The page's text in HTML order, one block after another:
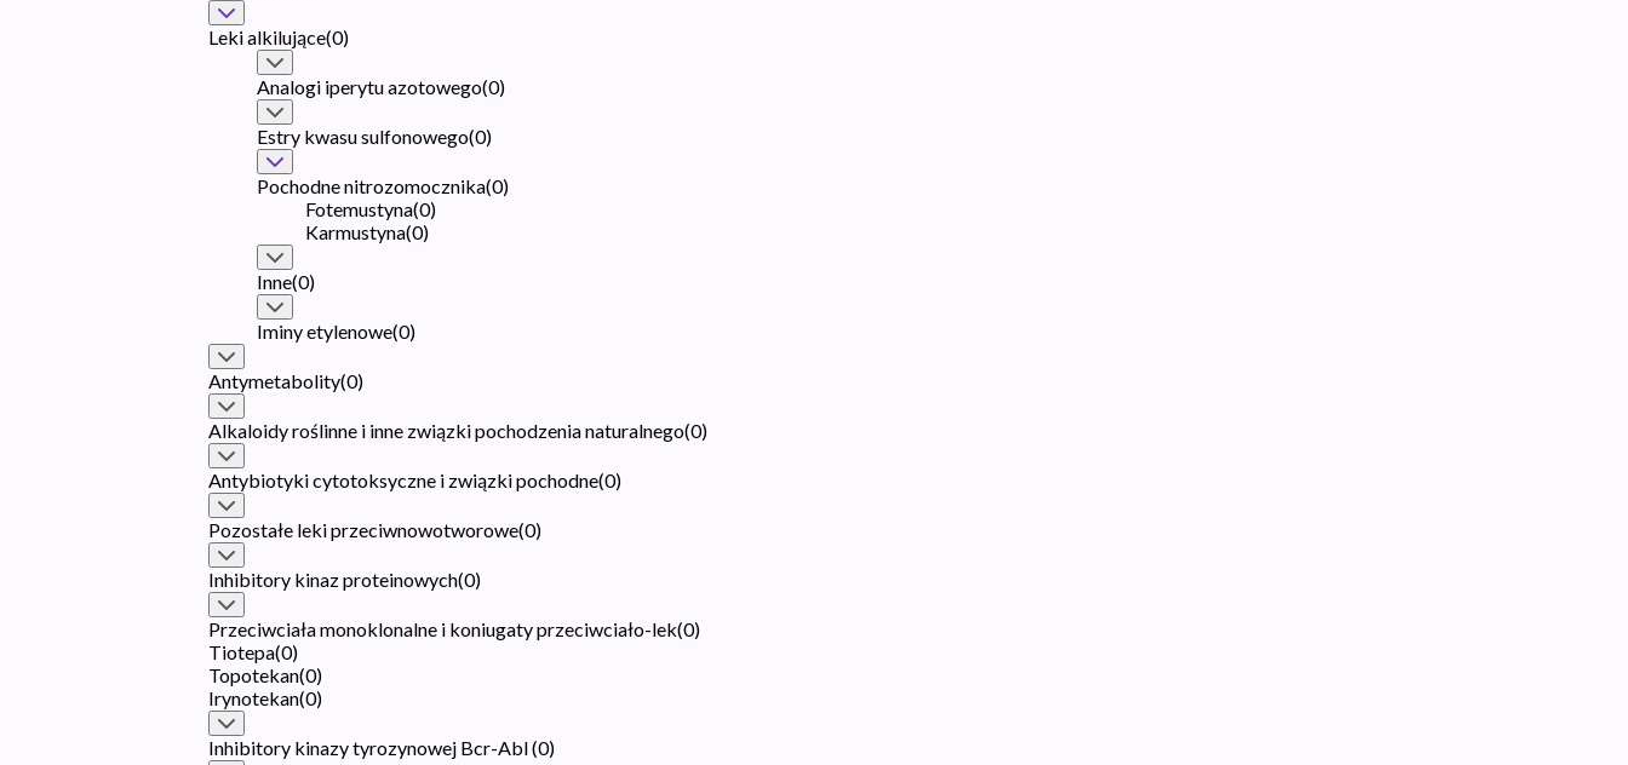
Leki alkilujące(0)
Analogi iperytu azotowego(0)
Estry kwasu sulfonowego(0)
Pochodne nitrozomocznika(0)
Fotemustyna(0)
Karmustyna(0)
Inne(0)
Iminy etylenowe(0)
Antymetabolity(0)
Alkaloidy roślinne i inne związki pochodzenia naturalnego(0)
Antybiotyki cytotoksyczne i związki pochodne(0)
Pozostałe leki przeciwnowotworowe(0)
Inhibitory kinaz proteinowych(0)
Przeciwciała monoklonalne i koniugaty przeciwciało-lek(0)
Tiotepa(0)
Topotekan(0)
Irynotekan(0)
Inhibitory kinazy tyrozynowej Bcr-Abl(0)